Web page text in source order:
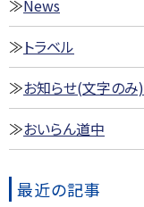
News
トラベル
お知らせ(文字のみ)
おいらん道中
最近の記事